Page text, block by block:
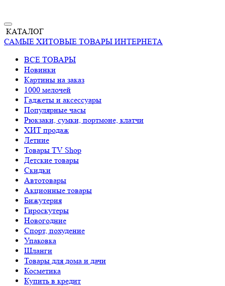
КАТАЛОГ
САМЫЕ ХИТОВЫЕ ТОВАРЫ ИНТЕРНЕТА
ВСЕ ТОВАРЫ
Новинки
Картины на заказ
1000 мелочей
Гаджеты и аксессуары
Популярные часы
Рюкзаки, сумки, портмоне, клатчи
ХИТ продаж
Летние
Товары TV Shop
Детские товары
Cкидки
Автотовары
Акционные товары
Бижутерия
Гироскутеры
Новогодние
Спорт, похудение
Упаковка
Шланги
Товары для дома и дачи
Косметика
Купить в кредит